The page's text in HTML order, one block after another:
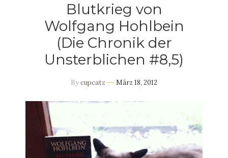
Blutkrieg von
Wolfgang Hohlbein
(Die Chronik der
Unsterblichen #8,5)
Bycupcatz März 18, 2012